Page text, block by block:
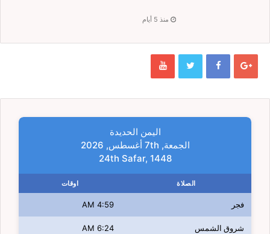
منذ 5 أيام
اليمن الحديدة
الجمعة, 7th أغسطس, 2026
24th Safar, 1448
الصلاة اوقات
فجر 4:59 AM
شروق الشمس 6:24 AM